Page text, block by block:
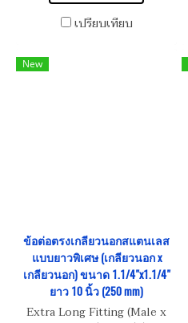
เปรียบเทียบ
New
ข้อต่อตรงเกลียวนอกสแตนเลส
แบบยาวพิเศษ (เกลียวนอก x
เกลียวนอก) ขนาด 1.1/4"x1.1/4"
ยาว 10 นิ้ว (250 mm)
Extra Long Fitting (Male x